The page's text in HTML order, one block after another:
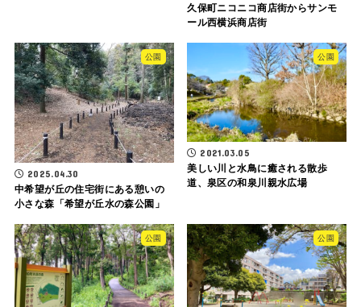
久保町ニコニコ商店街からサンモ
ール西横浜商店街
公園
2025.04.30
中希望が丘の住宅街にある憩いの
小さな森「希望が丘水の森公園」
公園
2021.03.05
美しい川と水鳥に癒される散歩
道、泉区の和泉川親水広場
公園 公園